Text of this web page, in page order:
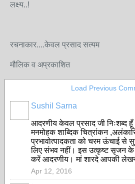
लक्ष्य..!
रचनाकार....केवल प्रसाद सत्यम
मौलिक व अप्रकाशित
Load Previous
Sushil Sarna
आदरणीय केवल प्रसाद जी निःशब्द
मनमोहक शाब्दिक चित्रांकन
प्रभावोत्पादकता को चरम ऊंचाई से
लिए संभव नहीं। इस उत्कृष्ट सृजन के
करें आदरणीय। मां शारदे आपकी
Apr 12, 2016